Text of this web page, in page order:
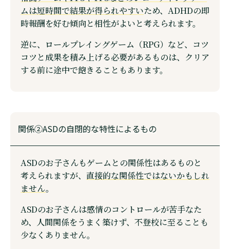
ムは短時間で結果が得られやすいため、ADHDの即
時報酬を好む傾向と相性がよいと考えられます。
逆に、ロールプレイングゲーム（RPG）など、コツ
コツと成果を積み上げる必要があるものは、クリア
する前に途中で飽きることもあります。
関係②ASDの自閉的な特性によるもの
ASDのお子さんもゲームとの関係性はあるものと
考えられますが、 直接的な関係性ではないかもしれ
ません。
ASDのお子さんは感情のコントロールが苦手なた
め、人間関係をうまく築けず、不登校に至ることも
少なくありません。